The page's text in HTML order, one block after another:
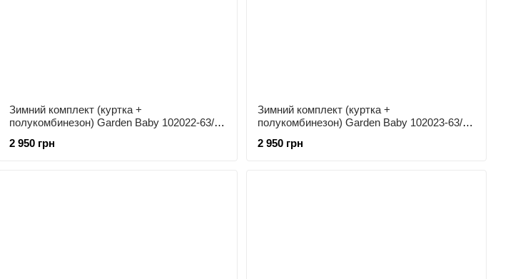
Зимний комплект (куртка +
полукомбинезон) Garden Baby 102022-63/32
2 950 грн
Зимний комплект (куртка +
полукомбинезон) Garden Baby 102023-63/32
2 950 грн